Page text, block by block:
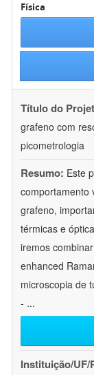
Física
Título do
grafeno com
picometrologia
Resumo: Este
comportamento
grafeno,
térmicas e
iremos
enhanced
microscopia de
- ...
Instituição/UF/